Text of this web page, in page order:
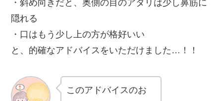
・斜め向きだと、奥側の目のアタリは少し鼻筋に
隠れる
・口はもう少し上の方が格好いい
と、的確なアドバイスをいただけました…！！
このアドバイスのお